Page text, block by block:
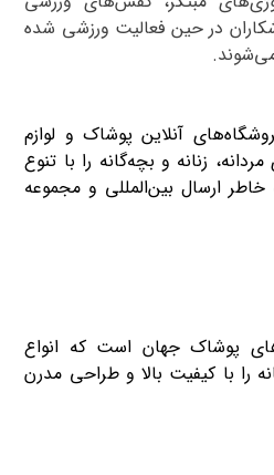
در حین فعالیت ورزشی شده
آنلاین پوشاک و لوازم
زنانه و بچه‌گانه را با تنوع
ارسال بین‌المللی و مجموعه
پوشاک جهان است که انواع
را با کیفیت بالا و طراحی مدرن